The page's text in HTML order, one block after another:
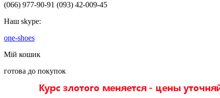
(066) 977-90-91 (093) 42-009-45
Наш skype:
one-shoes
Мій кошик
готова до покупок